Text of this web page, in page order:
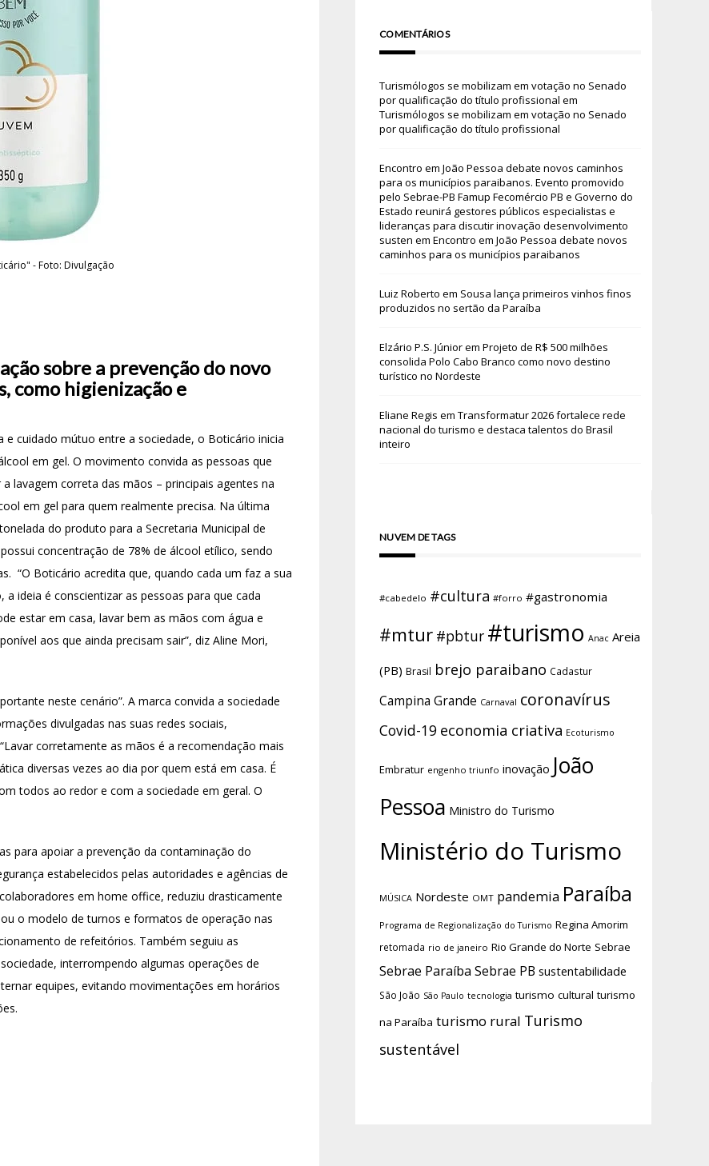
- Foto: Divulgação
sobre a prevenção do novo
como higienização e
cuidado mútuo entre a sociedade, o Boticário inicia
em gel. O movimento convida as pessoas que
lavagem correta das mãos – principais agentes na
em gel para quem realmente precisa. Na última
do produto para a Secretaria Municipal de
concentração de 78% de álcool etílico, sendo
“O Boticário acredita que, quando cada um faz a sua
ideia é conscientizar as pessoas para que cada
estar em casa, lavar bem as mãos com água e
aos que ainda precisam sair”, diz Aline Mori,
neste cenário”. A marca convida a sociedade
divulgadas nas suas redes sociais,
corretamente as mãos é a recomendação mais
diversas vezes ao dia por quem está em casa. É
todos ao redor e com a sociedade em geral. O
para apoiar a prevenção da contaminação do
estabelecidos pelas autoridades e agências de
em home office, reduziu drasticamente
o modelo de turnos e formatos de operação nas
de refeitórios. Também seguiu as
interrompendo algumas operações de
equipes, evitando movimentações em horários
COMENTÁRIOS
Turismólogos se mobilizam em votação no Senado
por qualificação do título profissional em
Turismólogos se mobilizam em votação no Senado
por qualificação do título profissional
Encontro em João Pessoa debate novos caminhos
para os municípios paraibanos. Evento promovido
pelo Sebrae-PB Famup Fecomércio PB e Governo do
Estado reunirá gestores públicos especialistas e
lideranças para discutir inovação desenvolvimento
susten em Encontro em João Pessoa debate novos
caminhos para os municípios paraibanos
Luiz Roberto em Sousa lança primeiros vinhos finos
produzidos no sertão da Paraíba
Elzário P.S. Júniorem Projeto de R$ 500 milhões
consolida Polo Cabo Branco como novo destino
turístico no Nordeste
Eliane Regis em Transformatur 2026 fortalece rede
nacional do turismo e destaca talentos do Brasil
inteiro
NUVEM DE TAGS
#cabedelo #cultura #forro #gastronomia
#mtur #pbtur #turismo Anac Areia
(PB) Brasil brejo paraibano Cadastur
Campina Grande Carnaval coronavírus
Covid-19 economia criativa Ecoturismo
Embratur engenho triunfo inovação João
Pessoa Ministro do Turismo
Ministério do Turismo
MÚSICA Nordeste OMT pandemia Paraíba
Programa de Regionalização do Turismo Regina Amorim
retomada rio de janeiro Rio Grande do Norte Sebrae
Sebrae Paraíba Sebrae PB sustentabilidade
São João São Paulo tecnologia turismo cultural turismo
na Paraíba turismo rural Turismo
sustentável